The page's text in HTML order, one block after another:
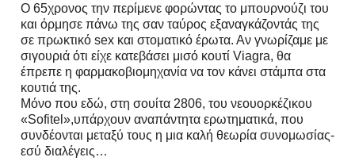
Ο 65χρονος την περίμενε φορώντας το μπουρνούζι του
και όρμησε πάνω της σαν ταύρος εξαναγκάζοντάς της
σε πρωκτικό sex και στοματικό έρωτα. Αν γνωρίζαμε με
σιγουριά ότι είχε κατεβάσει μισό κουτί Viagra, θα
έπρεπε η φαρμακοβιομηχανία να τον κάνει στάμπα στα
κουτιά της.
Mόνο που εδώ, στη σουίτα 2806, του νεουορκέζικου
«Sofitel»,υπάρχουν αναπάντητα ερωτηματικά, που
συνδέονται μεταξύ τους η μια καλή θεωρία συνομωσίας-
εσύ διαλέγεις…